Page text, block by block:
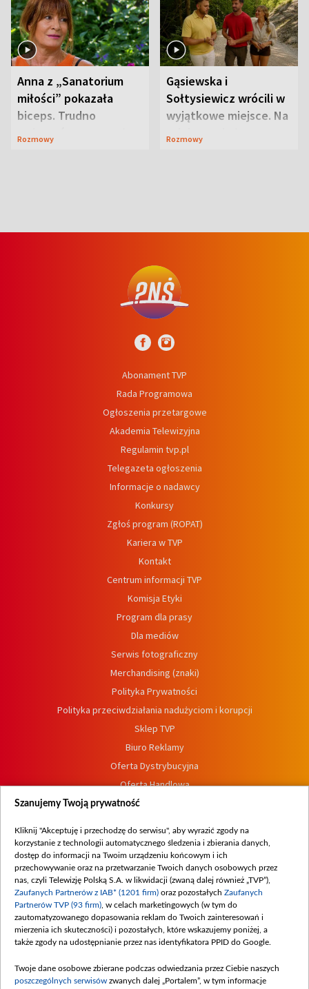
Anna z „Sanatorium
miłości” pokazała
biceps. Trudno
Rozmowy
Gąsiewska i
Sołtysiewicz wrócili w
wyjątkowe miejsce. Na
Rozmowy
Abonament TVP
Rada Programowa
Ogłoszenia przetargowe
Akademia Telewizyjna
Regulamin tvp.pl
Telegazeta ogłoszenia
Informacje o nadawcy
Konkursy
Zgłoś program (ROPAT)
Kariera w TVP
Kontakt
Centrum informacji TVP
Komisja Etyki
Program dla prasy
Dla mediów
Serwis fotograficzny
Merchandising (znaki)
Polityka Prywatności
Polityka przeciwdziałania nadużyciom i korupcji
Sklep TVP
Biuro Reklamy
Oferta Dystrybucyjna
Oferta Handlowa
Dostępność
Procedura zgłoszeń wewnętrznych
Szanujemy Twoją prywatność
Kliknij "Akceptuję i przechodzę do serwisu", aby wyrazić zgody na
korzystanie z technologii automatycznego śledzenia i zbierania danych,
dostęp do informacji na Twoim urządzeniu końcowym i ich
przechowywanie oraz na przetwarzanie Twoich danych osobowych przez
nas, czyli Telewizję Polską S.A. w likwidacji (zwaną dalej również „TVP”),
Zaufanych Partnerów z IAB* (1201 firm) oraz pozostałych Zaufanych
Partnerów TVP (93 firm) , w celach marketingowych (w tym do
zautomatyzowanego dopasowania reklam do Twoich zainteresowań i
mierzenia ich skuteczności) i pozostałych, które wskazujemy poniżej, a
także zgody na udostępnianie przez nas identyfikatora PPID do Google.
Twoje dane osobowe zbierane podczas odwiedzania przez Ciebie naszych
poszczególnych serwisów zwanych dalej „Portalem”, w tym informacje